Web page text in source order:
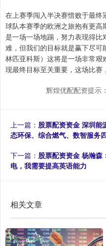
在上赛季闯入半决赛惜败于最
球队本赛季的欧洲之旅抱有更高
是一场一场地踢，努力表现得
难，但我们的目标就是赢下尽可
林匹亚科斯）这将是一场非常
现最终目标至关重要，这场比赛
辉煌优配配资提示
上一篇： 股票配资资金 深圳能
态环保、综合燃气、数智服务
下一篇： 股票配资资金 杨瀚森
电，我需要提高英语能力
相关文章